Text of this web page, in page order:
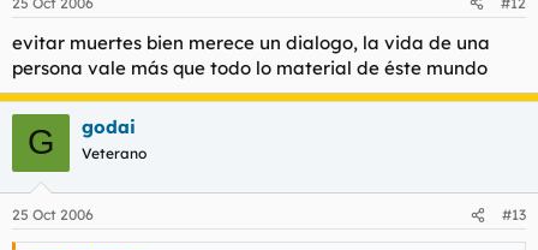
evitar muertes bien merece un dialogo, la vida de una
persona vale más que todo lo material de éste mundo
G godai
Veterano
25 Oct 2006 #13